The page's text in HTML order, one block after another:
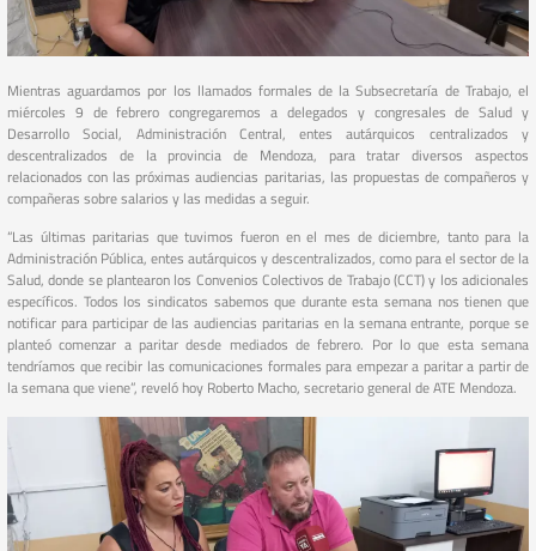
Mientras aguardamos por los llamados formales de la Subsecretaría de Trabajo, el
miércoles 9 de febrero congregaremos a delegados y congresales de Salud y
Desarrollo Social, Administración Central, entes autárquicos centralizados y
descentralizados de la provincia de Mendoza, para tratar diversos aspectos
relacionados con las próximas audiencias paritarias, las propuestas de compañeros y
compañeras sobre salarios y las medidas a seguir.
“Las últimas paritarias que tuvimos fueron en el mes de diciembre, tanto para la
Administración Pública, entes autárquicos y descentralizados, como para el sector de la
Salud, donde se plantearon los Convenios Colectivos de Trabajo (CCT) y los adicionales
específicos. Todos los sindicatos sabemos que durante esta semana nos tienen que
notificar para participar de las audiencias paritarias en la semana entrante, porque se
planteó comenzar a paritar desde mediados de febrero. Por lo que esta semana
tendríamos que recibir las comunicaciones formales para empezar a paritar a partir de
la semana que viene”, reveló hoy Roberto Macho, secretario general de ATE Mendoza.